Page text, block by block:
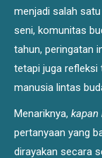
menjadi salah
seni, komunitas
tahun, peringatan
tetapi juga refleksi
manusia lintas
Menariknya, kapan
pertanyaan yang
dirayakan secara